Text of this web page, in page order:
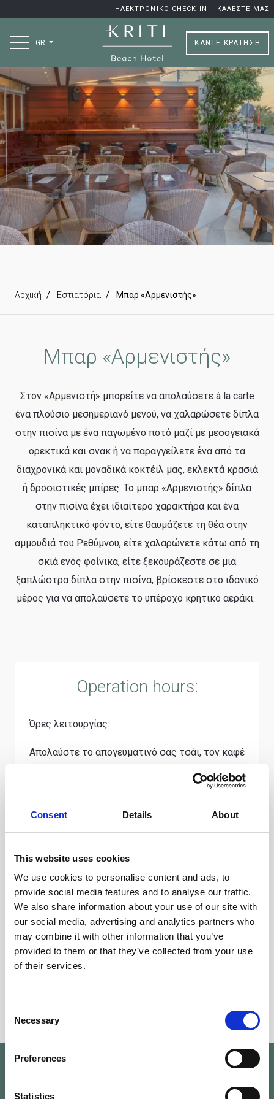
Consent Details About
This website uses cookies
We use cookies to personalise content and ads, to
provide social media features and to analyse our traffic.
We also share information about your use of our site with
our social media, advertising and analytics partners who
may combine it with other information that you’ve
provided to them or that they’ve collected from your use
of their services.
Selection
Necessary
Preferences
Statistics
ΗΛΕΚΤΡΟΝΙΚΟ CHECK-IN ΚΑΛΈΣΤΕ ΜΑΣ
GR ΚΑΝΤΕ ΚΡΑΤΗΣΗ
Αρχική Εστιατόρια Μπαρ «Αρμενιστής»
Μπαρ «Αρμενιστής»
Στον «Αρμενιστή» μπορείτε να απολαύσετε à la carte
ένα πλούσιο μεσημεριανό μενού, να χαλαρώσετε δίπλα
στην πισίνα με ένα παγωμένο ποτό μαζί με μεσογειακά
ορεκτικά και σνακ ή να παραγγείλετε ένα από τα
διαχρονικά και μοναδικά κοκτέιλ μας, εκλεκτά κρασιά
ή δροσιστικές μπίρες. Το μπαρ «Αρμενιστής» δίπλα
στην πισίνα έχει ιδιαίτερο χαρακτήρα και ένα
καταπληκτικό φόντο, είτε θαυμάζετε τη θέα στην
αμμουδιά του Ρεθύμνου, είτε χαλαρώνετε κάτω από τη
σκιά ενός φοίνικα, είτε ξεκουράζεστε σε μια
ξαπλώστρα δίπλα στην πισίνα, βρίσκεστε στο ιδανικό
μέρος για να απολαύσετε το υπέροχο κρητικό αεράκι.
Operation hours:
Ώρες λειτουργίας:
Απολαύστε το απογευματινό σας τσάι, τον καφέ
και το γλυκό σας την ώρα του coffee time με
δωρεάν αναπλήρωση μεταξύ 16:00 και 18:00,
Μπαρ πισίνας: 10:00-Μεσάνυχτα
Ȧ la carte μεσημεριανό γεύμα: 12:00-18:00
Υπηρεσία δωματίου από τις 07:30 έως τις
22:30 (με επιπλέον χρέωση)